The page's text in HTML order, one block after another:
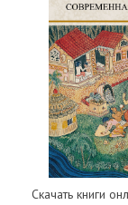
Скачать книги